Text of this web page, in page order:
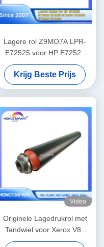
Lagere rol Z9MO7A LPR-
E72525 voor HP E72525
E72625 E72630 E72535
E72530 E72425 E72430
Fuser Warmterol
Reserveonderdelentoevoer
Hongtaipart Druk
Krijg Beste Prijs
Video
Originele Lagedrukrol met
Tandwiel voor Xerox V80
V180 V2100 V3100 80 180